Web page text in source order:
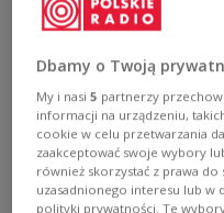
US-Präsident Donald
Präsident Wladimir
Anchorage im US-
mehrstündigen
Seiten
„produktiv“, ein
erzielt.
Dbamy o Twoją
My i nasi5 partnerzy
informacji na urządzeniu,
cookie w celu przetwarzania
zaakceptować swoje wybory
również skorzystać z prawa
uzasadnionego interesu lub
polityki prywatności. Te